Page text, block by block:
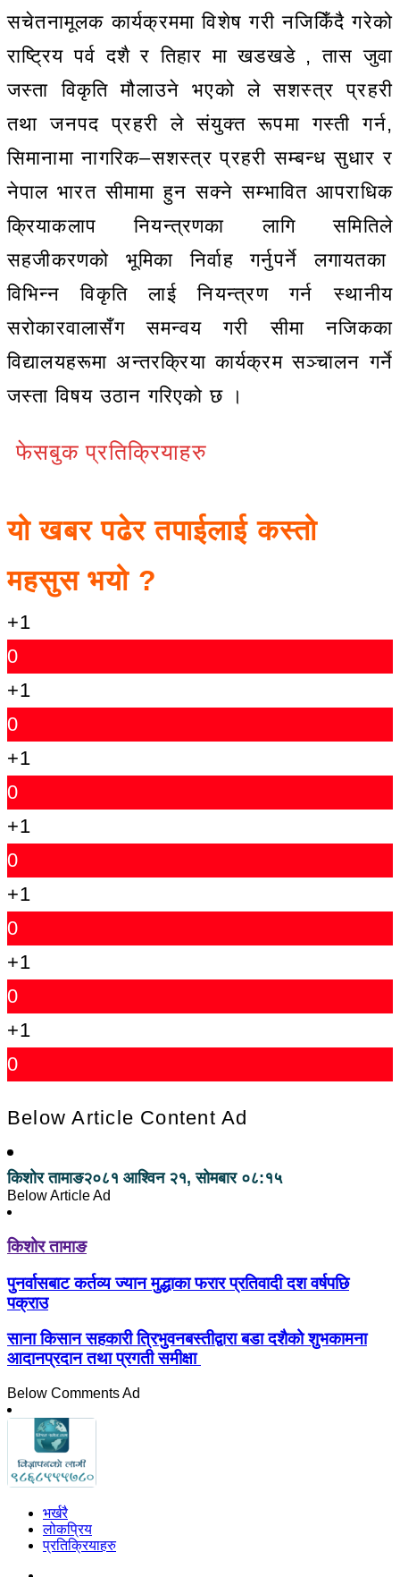
सचेतनामूलक कार्यक्रममा विशेष गरी नजिकिँदै गरेको
राष्ट्रिय पर्व दशै र तिहार मा खडखडे , तास जुवा
जस्ता विकृति मौलाउने भएको ले सशस्त्र प्रहरी
तथा जनपद प्रहरी ले संयुक्त रूपमा गस्ती गर्न,
सिमानामा नागरिक–सशस्त्र प्रहरी सम्बन्ध सुधार र
नेपाल भारत सीमामा हुन सक्ने सम्भावित आपराधिक
क्रियाकलाप नियन्त्रणका लागि समितिले
सहजीकरणको भूमिका निर्वाह गर्नुपर्ने लगायतका
विभिन्न विकृति लाई नियन्त्रण गर्न स्थानीय
सरोकारवालासँग समन्वय गरी सीमा नजिकका
विद्यालयहरूमा अन्तरक्रिया कार्यक्रम सञ्चालन गर्ने
जस्ता विषय उठान गरिएको छ ।
फेसबुक प्रतिक्रियाहरु
यो खबर पढेर तपाईलाई कस्तो
महसुस भयो ?
+1
0
+1
0
+1
0
+1
0
+1
0
+1
0
+1
0
Below Article Content Ad
किशोर तामाङ२०८१ आश्विन २१, सोमबार ०८:१५
Below Article Ad
किशोर तामाङ
पुनर्वासबाट कर्तव्य ज्यान मुद्धाका फरार प्रतिवादी दश वर्षपछि
पक्राउ
साना किसान सहकारी त्रिभुवनबस्तीद्वारा बडा दशैको शुभकामना
आदानप्रदान तथा प्रगती समीक्षा
Below Comments Ad
भर्खरै
लोकप्रिय
प्रतिक्रियाहरु